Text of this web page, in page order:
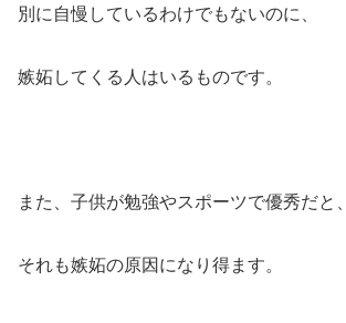
別に自慢しているわけでもないのに、
嫉妬してくる人はいるものです。
また、子供が勉強やスポーツで優秀だと、
それも嫉妬の原因になり得ます。